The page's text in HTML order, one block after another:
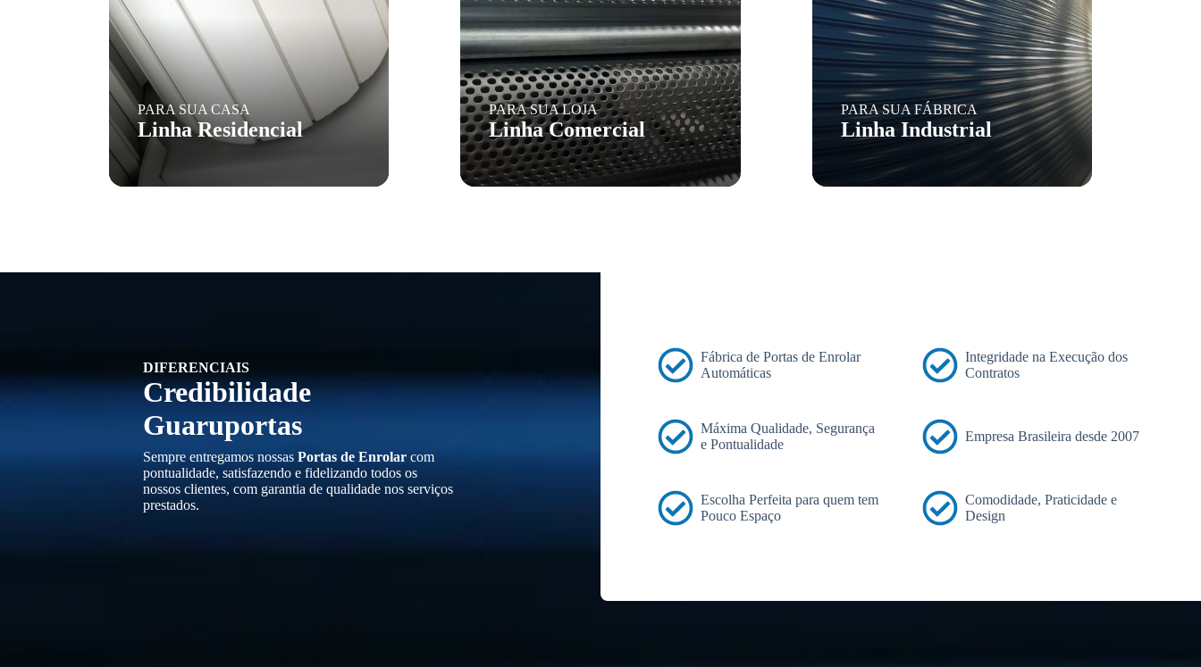
PARA SUA CASA
Linha Residencial
PARA SUA LOJA
Linha Comercial
PARA SUA FÁBRICA
Linha Industrial
DIFERENCIAIS
Credibilidade
Guaruportas
Sempre entregamos nossas Portas de Enrolar com
pontualidade, satisfazendo e fidelizando todos os
nossos clientes, com garantia de qualidade nos serviços
prestados.
Fábrica de Portas de Enrolar
Automáticas
Máxima Qualidade, Segurança
e Pontualidade
Escolha Perfeita para quem tem
Pouco Espaço
Integridade na Execução dos
Contratos
Empresa Brasileira desde 2007
Comodidade, Praticidade e
Design